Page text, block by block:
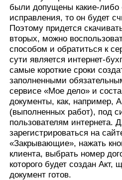
были допущены какие-
исправления, то он будет
Поэтому придется
вторых, можно
способом и обратиться к
сути является интернет-
самые короткие сроки
заполненными
сервисе «Мое дело» и
документы, как, например,
(выполненных работ), под
пользователям интернета.
зарегистрироваться на
«Закрывающие», нажать
клиента, выбрать номер
которого будет создан Акт,
документ готов.